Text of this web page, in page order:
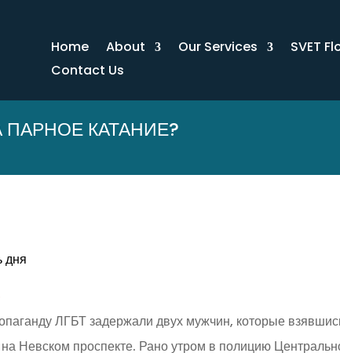
Home About Our Services SVET
Contact Us
ПАРНОЕ КАТАНИЕ?
дня
ЛГБТ задержали двух мужчин, которые
Невском проспекте. Рано утром в полицию